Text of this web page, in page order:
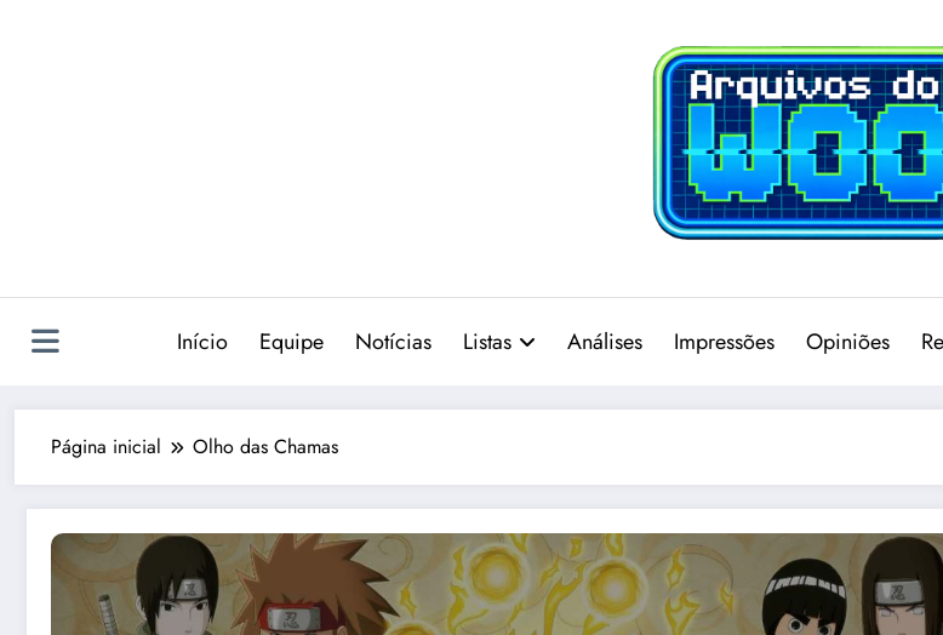
Início Equipe Notícias Listas Análises Impressões Opiniões
Página inicial Olho das Chamas